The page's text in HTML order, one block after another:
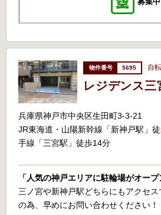
5695 自
レジデンス三
兵庫県神戸市中央区生田町3-3-21
JR東海道・山陽新幹線「新神戸駅」
手線「三宮駅」徒歩14分
「人気の神戸エリアに駐輪場がオープ
三ノ宮や新神戸駅どちらにもアクセ
の為、早めにお問い合わせください！